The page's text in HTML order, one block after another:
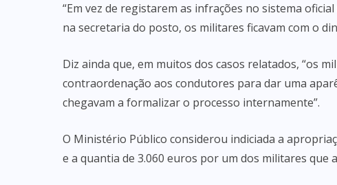
“Em vez de registarem as infrações no sistema
na secretaria do posto, os militares ficavam com o
Diz ainda que, em muitos dos casos relatados, “os
contraordenação aos condutores para dar uma
chegavam a formalizar o processo internamente”.
O Ministério Público considerou indiciada a
e a quantia de 3.060 euros por um dos militares que